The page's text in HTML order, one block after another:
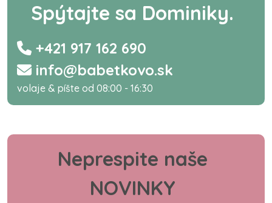
Spýtajte sa Dominiky.
+421 917 162 690
info@babetkovo.sk
volaje & píšte od 08:00 - 16:30
Neprespite naše
NOVINKY